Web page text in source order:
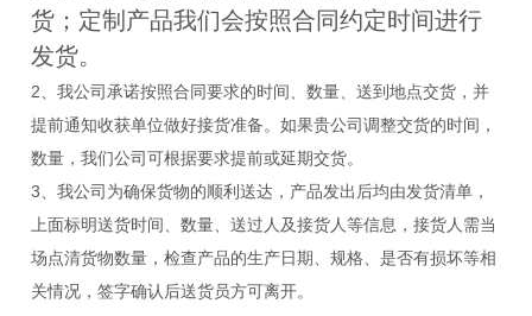
货；定制产品我们会按照合同约定时间进行
发货。
2、我公司承诺按照合同要求的时间、数量、送到地点交货，并
提前通知收获单位做好接货准备。如果贵公司调整交货的时间，
数量，我们公司可根据要求提前或延期交货。
3、我公司为确保货物的顺利送达，产品发出后均由发货清单，
上面标明送货时间、数量、送过人及接货人等信息，接货人需当
场点清货物数量，检查产品的生产日期、规格、是否有损坏等相
关情况，签字确认后送货员方可离开。